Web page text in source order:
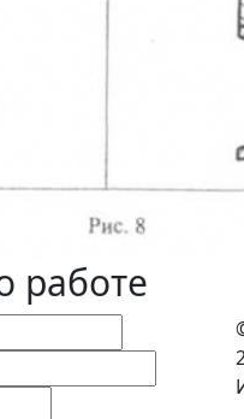
работе